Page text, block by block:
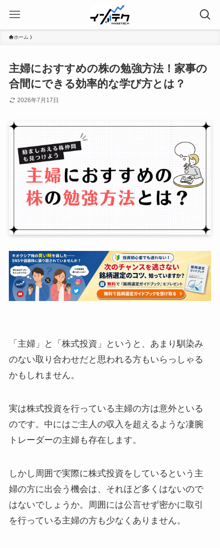
ホーム
主婦におすすめの株の勉強方法！家事の
合間にできる効率的な学び方とは？
2026年7月17日
「主婦」と「株式投資」というと、あまり馴染み
のない取り合わせだと思われる方もいらっしゃる
かもしれません。
実は株式投資を行っている主婦の方は意外といる
のです。中にはご主人の収入を超えるような凄腕
トレーダーの主婦も存在します。
しかし周囲で実際に株式投資をしているという主
婦の方に出会う機会は、それほど多くはないので
はないでしょうか。周囲には公言せず密かに取引
を行っている主婦の方も少なくありません。